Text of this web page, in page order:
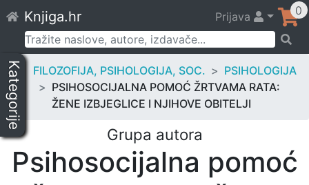
to
content
Knjiga.hr Prijava 0
Pretraži:
Kategorije FILOZOFIJA, PSIHOLOGIJA, SOC.
PSIHOLOGIJA
PSIHOSOCIJALNA POMOĆ ŽRTVAMA RATA:
ŽENE IZBJEGLICE I NJIHOVE OBITELJI
Grupa autora
Psihosocijalna pomoć